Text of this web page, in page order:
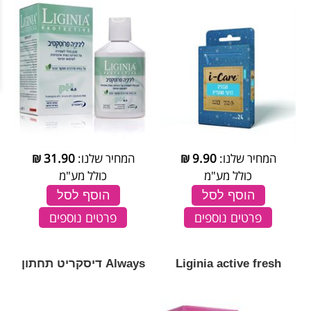
המחיר שלנו:9.90
₪
כולל מע"מ
הוסף לסל
פרטים נוספים
המחיר שלנו:31.90
₪
כולל מע"מ
הוסף לסל
פרטים נוספים
Liginia active fresh Always דיסקריט תחתון